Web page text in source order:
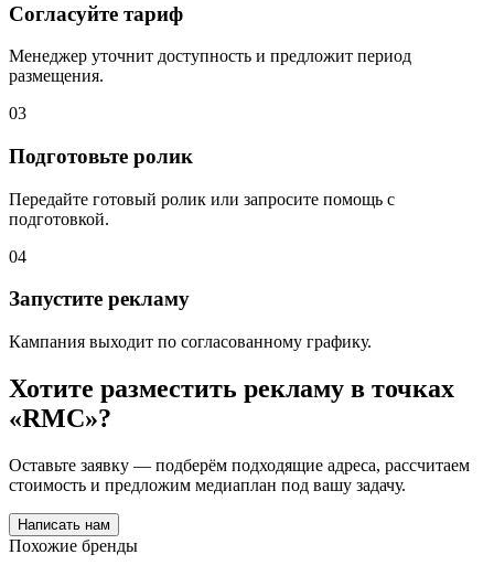
Согласуйте тариф
Менеджер уточнит доступность и предложит период
размещения.
03
Подготовьте ролик
Передайте готовый ролик или запросите помощь с
подготовкой.
04
Запустите рекламу
Кампания выходит по согласованному графику.
Хотите разместить рекламу в точках
«RMC»?
Оставьте заявку — подберём подходящие адреса, рассчитаем
стоимость и предложим медиаплан под вашу задачу.
Написать нам
Похожие бренды